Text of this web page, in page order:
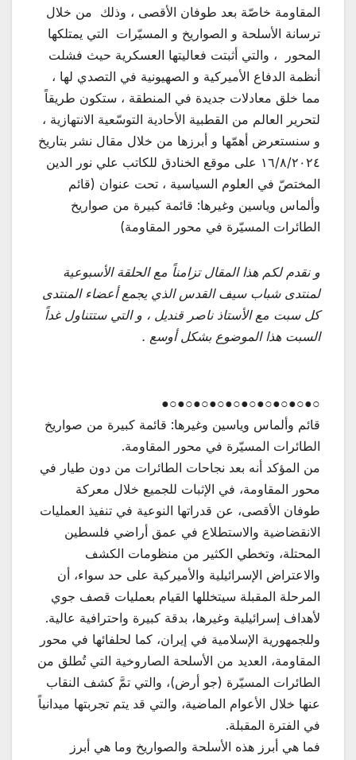
المقاومة خاصّة بعد طوفان الأقصى ، وذلك من خلال
ترسانة الأسلحة و الصواريخ و المسيّرات التي يمتلكها
المحور ، والتي أثبتت فعاليتها العسكرية حيث فشلت
أنظمة الدفاع الأميركية و الصهيونية في التصدي لها ،
مما خلق معادلات جديدة في المنطقة ، ستكون طريقاً
لتحرير العالم من القطبية الأحادية التوسّعية الانتهازية ،
و سنستعرض أهمّها و أبرزها من خلال مقال نشر بتاريخ
١٦/٨/٢٠٢٤ على موقع الخنادق للكاتب علي نور الدين
المختصّ في العلوم السياسية ، تحت عنوان (قائم
وألماس وياسين وغيرها: قائمة كبيرة من صواريخ
الطائرات المسيّرة في محور المقاومة)
و نقدم لكم هذا المقال تزامناً مع الحلقة الأسبوعية
لمنتدى شباب سيف القدس الذي يجمع أعضاء المنتدى
كل سبت مع الأستاذ ناصر قنديل ، و التي ستتناول غداً
السبت هذا الموضوع بشكل أوسع .
○●○●○●○●○●○●○●○●○●○●
قائم وألماس وياسين وغيرها: قائمة كبيرة من صواريخ
الطائرات المسيّرة في محور المقاومة.
من المؤكد أنه بعد نجاحات الطائرات من دون طيار في
محور المقاومة، في الإثبات للجميع خلال معركة
طوفان الأقصى، عن قدراتها النوعية في تنفيذ العمليات
الانقضاضية والاستطلاع في عمق أراضي فلسطين
المحتلة، وتخطي الكثير من منظومات الكشف
والاعتراض الإسرائيلية والأميركية على حد سواء، أن
المرحلة المقبلة سيتخللها القيام بعمليات قصف جوي
لأهداف إسرائيلية وغيرها، بدقة كبيرة واحترافية عالية.
وللجمهورية الإسلامية في إيران، كما لحلفائها في محور
المقاومة، العديد من الأسلحة الصاروخية التي تُطلق من
الطائرات المسيّرة (جو أرض)، والتي تمَّ كشف النقاب
عنها خلال الأعوام الماضية، والتي قد يتم تجربتها ميدانياً
في الفترة المقبلة.
فما هي أبرز هذه الأسلحة والصواريخ وما هي أبرز